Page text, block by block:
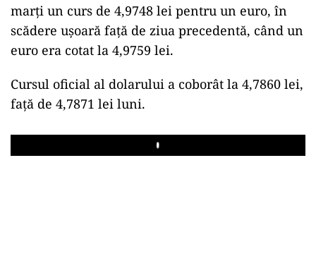
marţi un curs de 4,9748 lei pentru un euro, în
scădere uşoară faţă de ziua precedentă, când un
euro era cotat la 4,9759 lei.
Cursul oficial al dolarului a coborât la 4,7860 lei,
faţă de 4,7871 lei luni.
Play